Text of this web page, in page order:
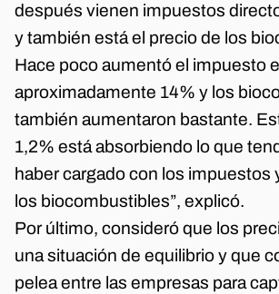
después vienen impuestos
y también está el precio de los
Hace poco aumentó el impuesto
aproximadamente 14% y los
también aumentaron bastante.
1,2% está absorbiendo lo que
haber cargado con los impuestos
los biocombustibles”, explicó.
Por último, consideró que los
una situación de equilibrio y que
pelea entre las empresas para